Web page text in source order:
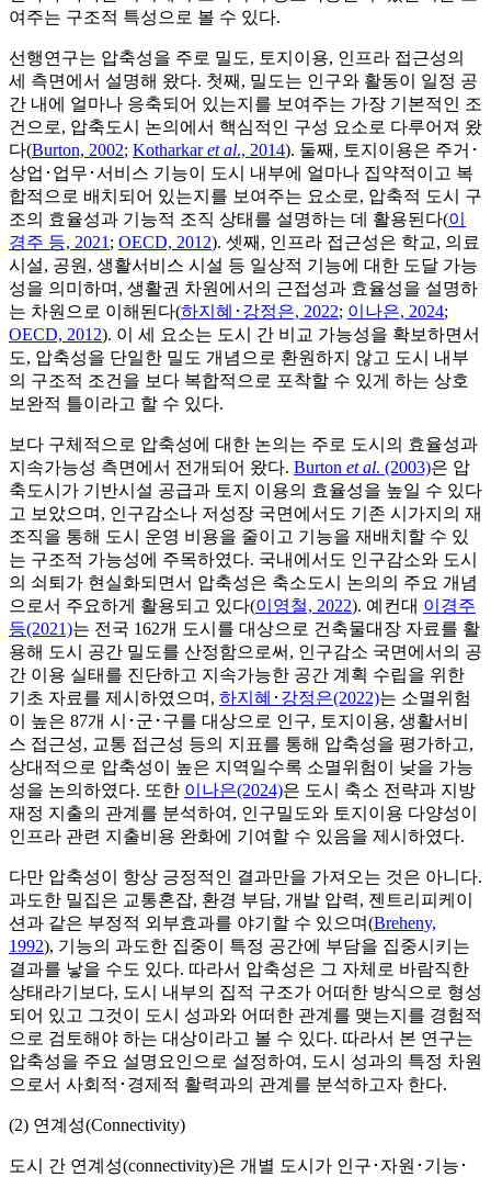
여주는 구조적 특성으로 볼 수 있다.
선행연구는 압축성을 주로 밀도, 토지이용, 인프라 접근성의
세 측면에서 설명해 왔다. 첫째, 밀도는 인구와 활동이 일정 공
간 내에 얼마나 응축되어 있는지를 보여주는 가장 기본적인 조
건으로, 압축도시 논의에서 핵심적인 구성 요소로 다루어져 왔
다(Burton, 2002; Kotharkaret al., 2014). 둘째, 토지이용은 주거･
상업･업무･서비스 기능이 도시 내부에 얼마나 집약적이고 복
합적으로 배치되어 있는지를 보여주는 요소로, 압축적 도시 구
조의 효율성과 기능적 조직 상태를 설명하는 데 활용된다(이
경주 등, 2021 ; OECD, 2012). 셋째, 인프라 접근성은 학교, 의료
시설, 공원, 생활서비스 시설 등 일상적 기능에 대한 도달 가능
성을 의미하며, 생활권 차원에서의 근접성과 효율성을 설명하
는 차원으로 이해된다(하지혜･강정은, 2022; 이나은, 2024;
OECD, 2012). 이 세 요소는 도시 간 비교 가능성을 확보하면서
도, 압축성을 단일한 밀도 개념으로 환원하지 않고 도시 내부
의 구조적 조건을 보다 복합적으로 포착할 수 있게 하는 상호
보완적 틀이라고 할 수 있다.
보다 구체적으로 압축성에 대한 논의는 주로 도시의 효율성과
지속가능성 측면에서 전개되어 왔다. Burton et al. (2003)은 압
축도시가 기반시설 공급과 토지 이용의 효율성을 높일 수 있다
고 보았으며, 인구감소나 저성장 국면에서도 기존 시가지의 재
조직을 통해 도시 운영 비용을 줄이고 기능을 재배치할 수 있
는 구조적 가능성에 주목하였다. 국내에서도 인구감소와 도시
의 쇠퇴가 현실화되면서 압축성은 축소도시 논의의 주요 개념
으로서 주요하게 활용되고 있다(이영철, 2022). 예컨대 이경주
등(2021)는 전국 162개 도시를 대상으로 건축물대장 자료를 활
용해 도시 공간 밀도를 산정함으로써, 인구감소 국면에서의 공
간 이용 실태를 진단하고 지속가능한 공간 계획 수립을 위한
기초 자료를 제시하였으며, 하지혜･강정은(2022)는 소멸위험
이 높은 87개 시･군･구를 대상으로 인구, 토지이용, 생활서비
스 접근성, 교통 접근성 등의 지표를 통해 압축성을 평가하고,
상대적으로 압축성이 높은 지역일수록 소멸위험이 낮을 가능
성을 논의하였다. 또한 이나은(2024)은 도시 축소 전략과 지방
재정 지출의 관계를 분석하여, 인구밀도와 토지이용 다양성이
인프라 관련 지출비용 완화에 기여할 수 있음을 제시하였다.
다만 압축성이 항상 긍정적인 결과만을 가져오는 것은 아니다.
과도한 밀집은 교통혼잡, 환경 부담, 개발 압력, 젠트리피케이
션과 같은 부정적 외부효과를 야기할 수 있으며(Breheny,
1992), 기능의 과도한 집중이 특정 공간에 부담을 집중시키는
결과를 낳을 수도 있다. 따라서 압축성은 그 자체로 바람직한
상태라기보다, 도시 내부의 집적 구조가 어떠한 방식으로 형성
되어 있고 그것이 도시 성과와 어떠한 관계를 맺는지를 경험적
으로 검토해야 하는 대상이라고 볼 수 있다. 따라서 본 연구는
압축성을 주요 설명요인으로 설정하여, 도시 성과의 특정 차원
으로서 사회적･경제적 활력과의 관계를 분석하고자 한다.
(2) 연계성(Connectivity)
도시 간 연계성(connectivity)은 개별 도시가 인구･자원･기능･